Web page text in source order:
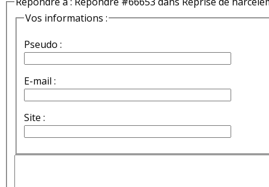
Vos informations :
Pseudo :
E-mail :
Site :